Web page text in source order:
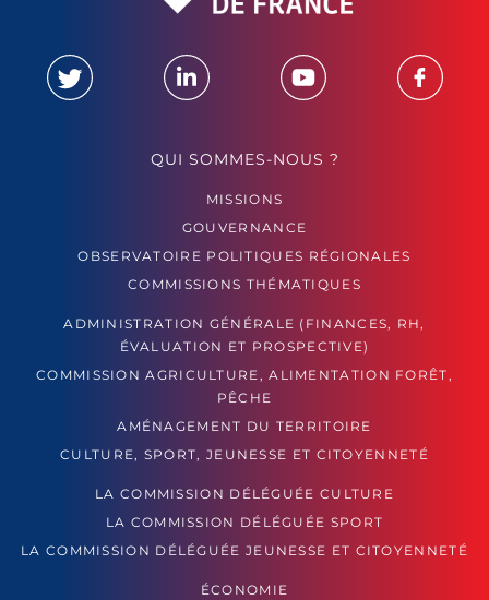
QUI SOMMES-NOUS ?
MISSIONS
GOUVERNANCE
OBSERVATOIRE POLITIQUES RÉGIONALES
COMMISSIONS THÉMATIQUES
ADMINISTRATION GÉNÉRALE (FINANCES, RH,
ÉVALUATION ET PROSPECTIVE)
COMMISSION AGRICULTURE, ALIMENTATION FORÊT,
PÊCHE
AMÉNAGEMENT DU TERRITOIRE
CULTURE, SPORT, JEUNESSE ET CITOYENNETÉ
LA COMMISSION DÉLÉGUÉE CULTURE
LA COMMISSION DÉLÉGUÉE SPORT
LA COMMISSION DÉLÉGUÉE JEUNESSE ET CITOYENNETÉ
ÉCONOMIE